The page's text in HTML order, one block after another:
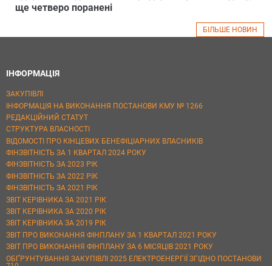
ще четверо поранені
БІЛЬШЕ НОВИН
ІНФОРМАЦІЯ
ЗАКУПІВЛІ
ІНФОРМАЦІЯ НА ВИКОНАННЯ ПОСТАНОВИ КМУ № 1266
РЕДАКЦІЙНИЙ СТАТУТ
СТРУКТУРА ВЛАСНОСТІ
ВІДОМОСТІ ПРО КІНЦЕВИХ БЕНЕФІЦІАРНИХ ВЛАСНИКІВ
ФІНЗВІТНІСТЬ ЗА 1 КВАРТАЛ 2024 РОКУ
ФІНЗВІТНІСТЬ ЗА 2023 РІК
ФІНЗВІТНІСТЬ ЗА 2022 РІК
ФІНЗВІТНІСТЬ ЗА 2021 РІК
ЗВІТ КЕРІВНИКА ЗА 2021 РІК
ЗВІТ КЕРІВНИКА ЗА 2020 РІК
ЗВІТ КЕРІВНИКА ЗА 2019 РІК
ЗВІТ ПРО ВИКОНАННЯ ФІНПЛАНУ ЗА 1 КВАРТАЛ 2021 РОКУ
ЗВІТ ПРО ВИКОНАННЯ ФІНПЛАНУ ЗА 6 МІСЯЦІВ 2021 РОКУ
ОБҐРУНТУВАННЯ ЗАКУПІВЛІ 2025 ЕЛЕКТРОЕНЕРГІЇ ЗГІДНО ПОСТАНОВИ